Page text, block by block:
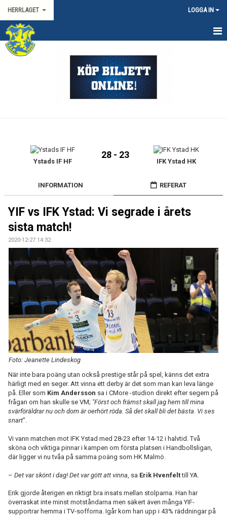
HERRLAGET LOGGA IN
HEM
SPORTGRUPP HERR
HANDBOLLSLIGAN HERR
Ystads IF HF
28 - 23
IFK Ystad HK
INFORMATION REFERAT
YIF vs IFK Ystad: Vi segrade i årets
sista match!
2020-12-27 14:32
Foto: Jeanette Lindeskog
När inte bara poäng utan också prestige står på spel, känns det extra
härligt med en seger. Att vinna ett derby är det som man kan leva länge
på. Eller som Kim Andersson sa i CMore -studion direkt efter segern på
frågan om han skulle se VM; "Först och främst skall jag hem till mina
svärföräldrar nu och dom är oerhört röda. Så det skall bli det bästa. Vi ses
snart".
Vi vann matchen mot IFK Ystad med 28-23 efter 14-12 i halvtid. Två
sköna och viktiga pinnar i kampen om första platsen i Handbollsligan,
där ligger vi nu tvåa på samma poäng som HK Malmö.
– Det var skönt i dag! Det var gött att vinna, sa Erik Hvenfelttill YA.
Erik gjorde återigen en riktigt bra insats mellan stolparna. Han har
överraskat inte minst motståndarna men säkert även många YIF-
supportrar hemma i TV-sofforna. Igår kom han upp i 43% räddningar på